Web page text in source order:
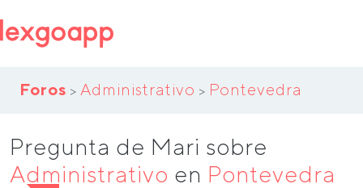
Foros > Administrativo > Pontevedra
Pregunta de Mari sobre
Administrativo en Pontevedra